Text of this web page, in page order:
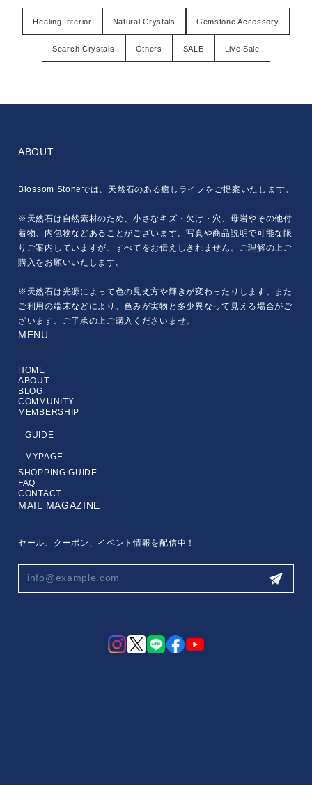
Healing Interior Natural Crystals Gemstone Accessory
Search Crystals Others SALE Live Sale
ABOUT
Blossom Stoneでは、天然石のある癒しライフをご提案いたします。
※天然石は自然素材のため、小さなキズ・欠け・穴、母岩やその他付
着物、内包物などあることがございます。写真や商品説明で可能な限
りご案内していますが、すべてをお伝えしきれません。ご理解の上ご
購入をお願いいたします。
※天然石は光源によって色の見え方や輝きが変わったりします。また
ご利用の端末などにより、色みが実物と多少異なって見える場合がご
ざいます。ご了承の上ご購入くださいませ。
MENU
HOME
ABOUT
BLOG
COMMUNITY
MEMBERSHIP
GUIDE
MYPAGE
SHOPPING GUIDE
FAQ
CONTACT
MAIL MAGAZINE
セール、クーポン、イベント情報を配信中！